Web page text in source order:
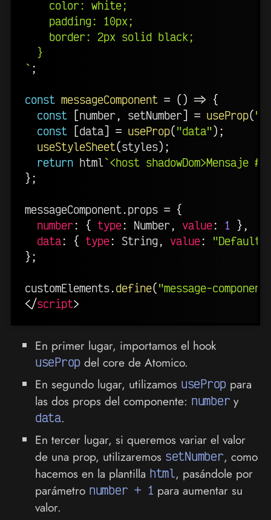
    color: white;
    padding: 10px;
    border: 2px solid black;
` ;
const messageComponent = () => {
const
[number setNumber] = useProp(
const
[data] = useProp("data") ;
useStyleSheet(styles) ;
return html `<host shadowDom>Mensaje #
} ;
messageComponent . props = {
number: { type: Number value: 1 }
data : { type: String value:
"Default"
} ;
customElements. define("message-
</script>
En primer lugar, importamos el hook
useProp del core de Atomico.
En segundo lugar, utilizamos useProp para
las dos props del componente: number y
data.
En tercer lugar, si queremos variar el valor
de una prop, utilizaremos setNumber, como
hacemos en la plantilla html, pasándole por
parámetro number + 1 para aumentar su
valor.